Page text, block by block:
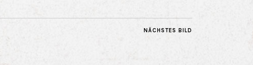
NÄCHSTES BILD